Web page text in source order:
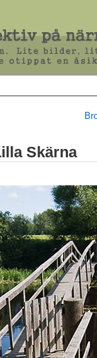
Skärna